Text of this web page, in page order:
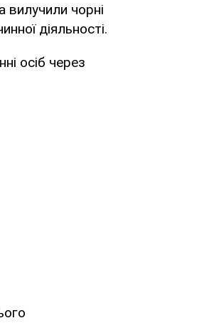
вилучили чорні
діяльності.
осіб через